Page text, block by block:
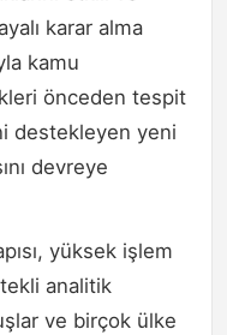
karar alma
kamu
önceden tespit
destekleyen yeni
devreye
yüksek işlem
analitik
ve birçok ülke